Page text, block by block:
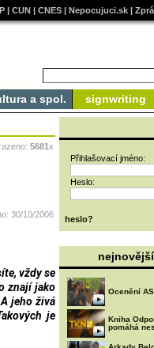
| CUN| CNES| Nepocujuci.sk|
a spol. signwriting
5681x
30/10/2006
vždy se
znají jako
jeho živá
je
Přihlašovací jméno:
Heslo:
heslo?
Ocenění
Kniha
pomáhá